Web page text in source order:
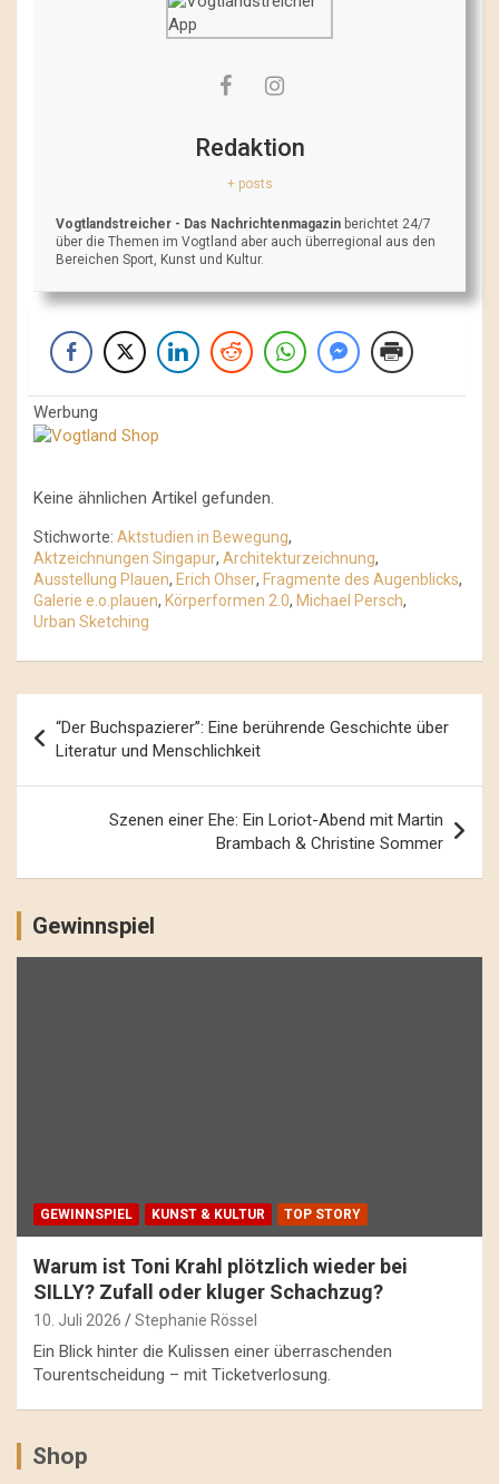
Redaktion
+ posts
Vogtlandstreicher - Das Nachrichtenmagazin berichtet 24/7
über die Themen im Vogtland aber auch überregional aus den
Bereichen Sport, Kunst und Kultur.
Werbung
Keine ähnlichen Artikel gefunden.
Stichworte: Aktstudien in Bewegung,
Aktzeichnungen Singapur, Architekturzeichnung,
Ausstellung Plauen, Erich Ohser, Fragmente des Augenblicks,
Galerie e.o.plauen, Körperformen 2.0, Michael Persch,
Urban Sketching
Navigation
“Der Buchspazierer”: Eine berührende Geschichte über
Literatur und Menschlichkeit
Szenen einer Ehe: Ein Loriot-Abend mit Martin
Brambach & Christine Sommer
Gewinnspiel
GEWINNSPIEL KUNST & KULTUR TOP STORY
Warum ist Toni Krahl plötzlich wieder bei
SILLY? Zufall oder kluger Schachzug?
10. Juli 2026 Stephanie Rössel
Ein Blick hinter die Kulissen einer überraschenden
Tourentscheidung – mit Ticketverlosung.
Shop